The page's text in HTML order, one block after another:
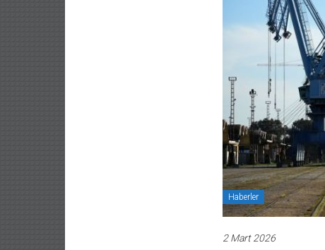
Haberler
2 Mart 2026